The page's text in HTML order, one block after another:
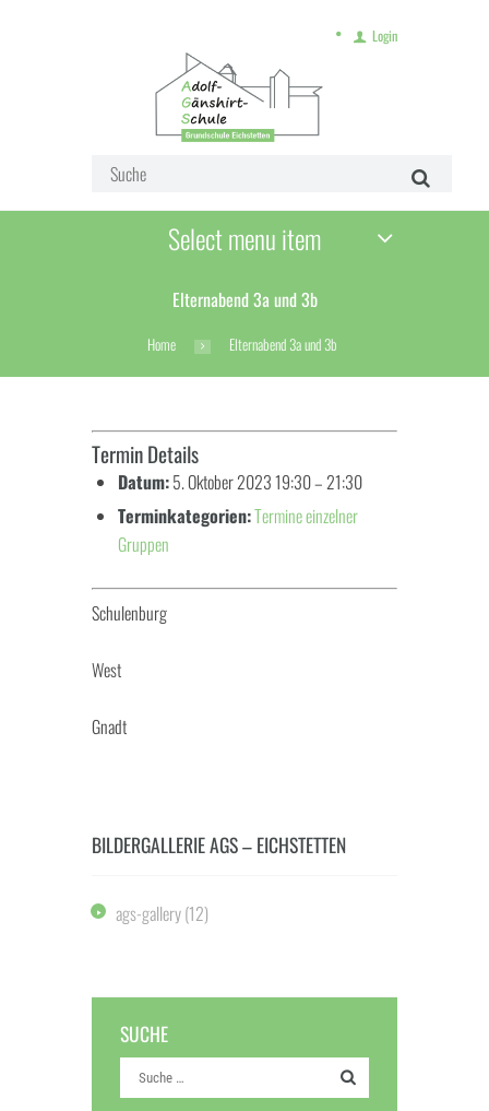
Login
Select menu item
Elternabend 3a und 3b
Home Elternabend 3a und 3b
Termin Details
Datum:5. Oktober 2023 19:30–21:30
Terminkategorien:Termine einzelner
Gruppen
Schulenburg
West
Gnadt
BILDERGALLERIE AGS – EICHSTETTEN
ags-gallery(12)
SUCHE